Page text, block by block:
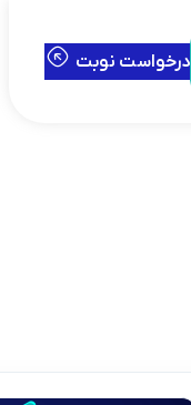
درخواست نوبت